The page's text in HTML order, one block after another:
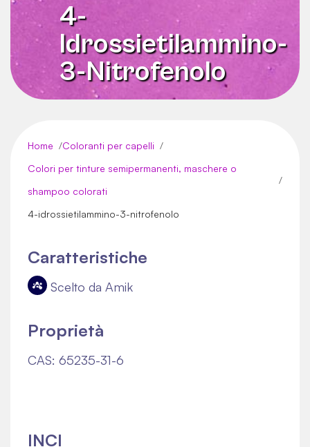
Cerca
4-
Idrossietilammino-
3-Nitrofenolo
Home
Coloranti per capelli
Colori per tinture semipermanenti, maschere o
shampoo colorati
4-idrossietilammino-3-nitrofenolo
Caratteristiche
Scelto da Amik
Proprietà
CAS: 65235-31-6
INCI